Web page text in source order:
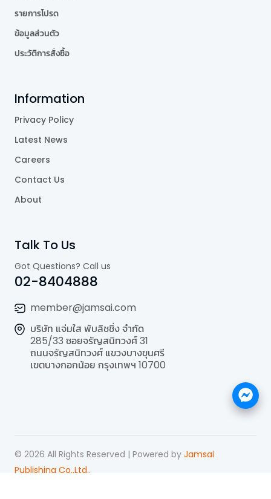
รายการโปรด
ข้อมูลส่วนตัว
ประวัติการสั่งซื้อ
Information
Privacy Policy
Latest News
Careers
Contact Us
About
Talk To Us
Got Questions? Call us
02-8404888
member@jamsai.com
บริษัท แจ่มใส พับลิชชิ่ง จำกัด
285/33 ซอยจรัญสนิทวงศ์ 31
ถนนจรัญสนิทวงศ์ แขวงบางขุนศรี
เขตบางกอกน้อย กรุงเทพฯ 10700
© 2026 All Rights Reserved | Powered by Jamsai
Publishing Co.,Ltd..